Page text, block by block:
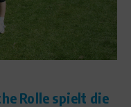
Rolle spielt die